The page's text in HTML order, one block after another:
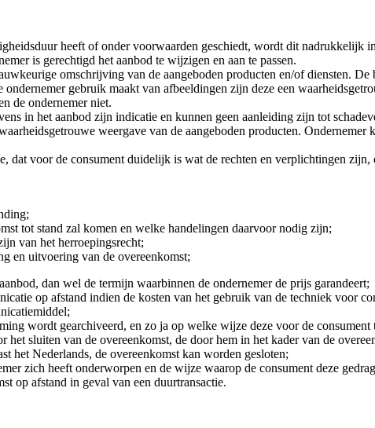
heeft of onder voorwaarden geschiedt, wordt dit nadrukkelijk
is gerechtigd het aanbod te wijzigen en aan te passen.
omschrijving van de aangeboden producten en/of diensten.
gebruik maakt van afbeeldingen zijn deze een
de ondernemer niet.
in het aanbod zijn indicatie en kunnen geen aanleiding zijn tot
weergave van de aangeboden producten.
dat voor de consument duidelijk is wat de rechten en verplichtingen
tot stand zal komen en welke handelingen daarvoor nodig zijn;
van het herroepingsrecht;
en uitvoering van de overeenkomst;
dan wel de termijn waarbinnen de ondernemer de prijs garandeert;
op afstand indien de kosten van het gebruik van de techniek voor
wordt gearchiveerd, en zo ja op welke wijze deze voor de consument
het sluiten van de overeenkomst, de door hem in het kader van de
het Nederlands, de overeenkomst kan worden gesloten;
zich heeft onderworpen en de wijze waarop de consument deze
op afstand in geval van een duurtransactie.